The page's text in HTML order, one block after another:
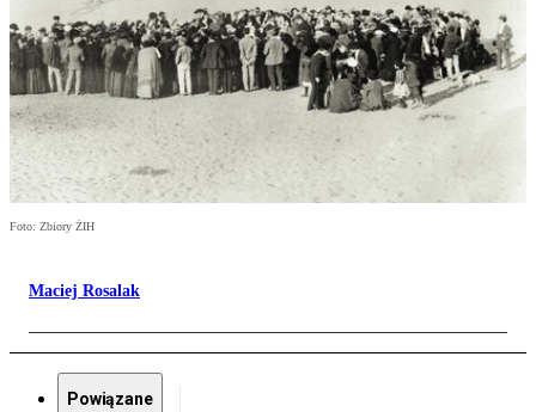
Foto: Zbiory ŻIH
Maciej Rosalak
Powiązane